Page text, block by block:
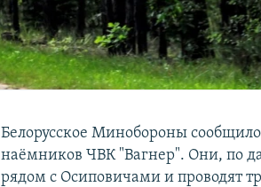
Белорусское Минобороны
наёмников ЧВК "Вагнер". Они, по
рядом с Осиповичами и проводят